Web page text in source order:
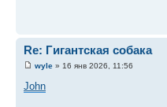
Re: Гигантская собака
wyle » 16 янв 2026, 11:56
John